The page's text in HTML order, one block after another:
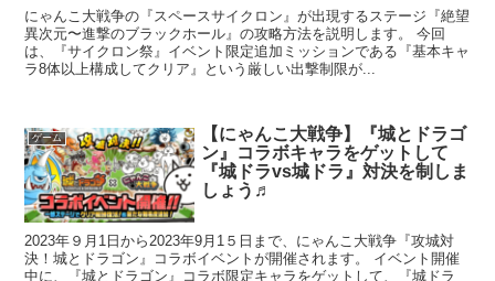
にゃんこ大戦争の『スペースサイクロン』が出現するステージ『絶望
異次元〜進撃のブラックホール』の攻略方法を説明します。 今回
は、『サイクロン祭』イベント限定追加ミッションである『基本キャ
ラ8体以上構成してクリア』という厳しい出撃制限が...
ゲーム
【にゃんこ大戦争】『城とドラゴ
ン』コラボキャラをゲットして
『城ドラvs城ドラ』対決を制しま
しょう♬
2023年９月1日から2023年9月1５日まで、にゃんこ大戦争『攻城対
決！城とドラゴン』コラボイベントが開催されます。 イベント開催
中に、『城とドラゴン』コラボ限定キャラをゲットして、『城ドラ